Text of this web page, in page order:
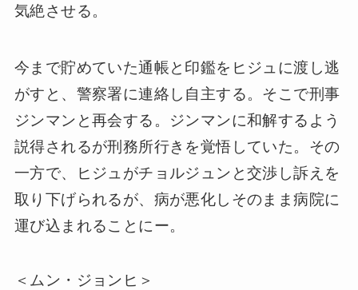
気絶させる。
今まで貯めていた通帳と印鑑をヒジュに渡し逃
がすと、警察署に連絡し自主する。そこで刑事
ジンマンと再会する。ジンマンに和解するよう
説得されるが刑務所行きを覚悟していた。その
一方で、ヒジュがチョルジュンと交渉し訴えを
取り下げられるが、病が悪化しそのまま病院に
運び込まれることにー。
＜ムン・ジョンヒ＞